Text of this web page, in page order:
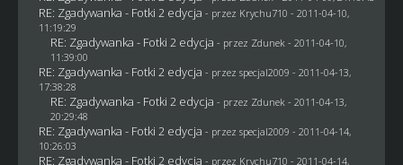
RE: Zgadywanka - Fotki 2 edycja - przez Krychu710 - 2011-04-10,
11:19:29
RE: Zgadywanka - Fotki 2 edycja - przez Zdunek - 2011-04-10,
11:39:00
RE: Zgadywanka - Fotki 2 edycja - przez specjal2009 - 2011-04-13,
17:38:28
RE: Zgadywanka - Fotki 2 edycja - przez Zdunek - 2011-04-13,
20:29:48
RE: Zgadywanka - Fotki 2 edycja - przez specjal2009 - 2011-04-14,
10:26:03
RE: Zgadywanka - Fotki 2 edycja - przez Krychu710 - 2011-04-14,